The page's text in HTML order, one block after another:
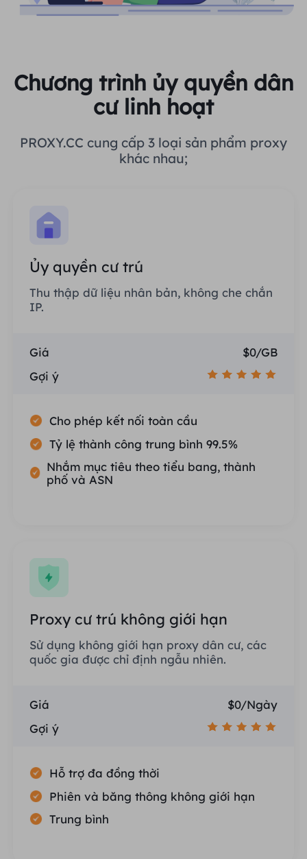
Chương trình ủy quyền dân
cư linh hoạt
PROXY.CC cung cấp 3 loại sản phẩm proxy
khác nhau;
Ủy quyền cư trú
Thu thập dữ liệu nhân bản, không che chắn
IP.
Giá
$0/GB
Gợi ý
Cho phép kết nối toàn cầu
Tỷ lệ thành công trung bình 99.5%
Nhắm mục tiêu theo tiểu bang, thành
phố và ASN
Proxy cư trú không giới hạn
Sử dụng không giới hạn proxy dân cư, các
quốc gia được chỉ định ngẫu nhiên.
Giá
$0/Ngày
Gợi ý
Hỗ trợ đa đồng thời
Phiên và băng thông không giới hạn
Trung bình